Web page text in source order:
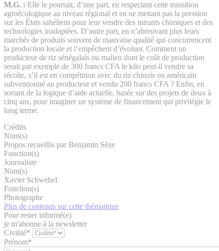
M.G. : Elle le pourrait, d’une part, en respectant cette transition
agroécologique au niveau régional et en ne mettant pas la pression
sur les États sahéliens pour leur vendre des intrants chimiques et des
technologies inadaptées. D’autre part, en n’abreuvant plus leurs
marchés de produits souvent de mauvaise qualité qui concurrencent
la production locale et l’empêchent d’évoluer. Comment un
producteur de riz sénégalais ou malien dont le coût de production
serait par exemple de 300 francs CFA le kilo peut-il vendre sa
récolte, s’il est en compétition avec du riz chinois ou américain
subventionné au producteur et vendu 200 francs CFA ? Enfin, en
sortant de la logique d’aide actuelle, basée sur des projets de deux à
cinq ans, pour imaginer un système de financement qui privilégie le
long terme.
Crédits
Nom(s)
Propos recueillis par Benjamin Sèze
Fonction(s)
Journaliste
Nom(s)
Xavier Schwebel
Fonction(s)
Photographe
Plus de contenus sur cette thématique
Pour rester informé(e)
je m'abonne à la newsletter
Civilité*
Prénom*